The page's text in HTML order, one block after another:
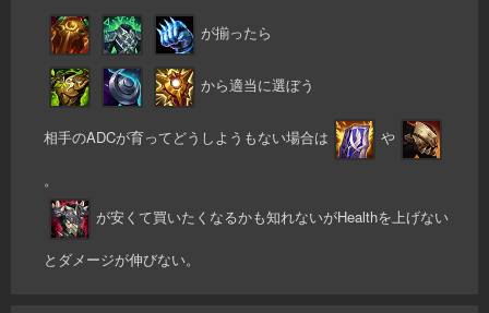
が揃ったら
から適当に選ぼう
相手のADCが育ってどうしようもない場合は や
。
が安くて買いたくなるかも知れないがHealthを上げない
とダメージが伸びない。